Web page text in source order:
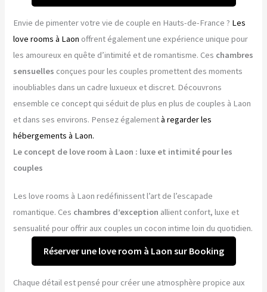
Envie de pimenter votre vie de couple en Hauts-de-France ? Les
love rooms à Laon offrent également une expérience unique pour
les amoureux en quête d’intimité et de romantisme. Ces chambres
sensuelles conçues pour les couples promettent des moments
inoubliables dans un cadre luxueux et discret. Découvrons
ensemble ce concept qui séduit de plus en plus de couples à Laon
et dans ses environs. Pensez égalementà regarder les
hébergements à Laon.
Le concept de love room à Laon : luxe et intimité pour les
couples
Les love rooms à Laon redéfinissent l’art de l’escapade
romantique. Ces chambres d’exception allient confort, luxe et
sensualité pour offrir aux couples un cocon intime loin du quotidien.
Réserver une love room à Laon sur Booking
Chaque détail est pensé pour créer une atmosphère propice aux